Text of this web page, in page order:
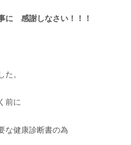
に 感謝しなさい！！！
た。
前に
な健康診断書の為